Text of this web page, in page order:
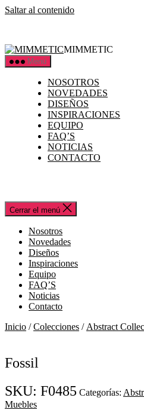
Saltar al contenido
MIMMETIC
Menú
NOSOTROS
NOVEDADES
DISEÑOS
INSPIRACIONES
EQUIPO
FAQ’S
NOTICIAS
CONTACTO
Cerrar el menú
Nosotros
Novedades
Diseños
Inspiraciones
Equipo
FAQ’S
Noticias
Contacto
Inicio /Colecciones / Abstract
Fossil
SKU: F0485 Categorías:
Muebles